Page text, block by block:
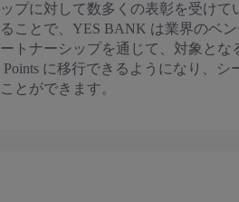
プに対して数多くの表彰を受けて
ことで、YES BANK は業界のベ
トナーシップを通じて、対象とな
Points に移行できるようになり、
とができます。